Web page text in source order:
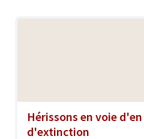
Hérissons en voie
d'extinction